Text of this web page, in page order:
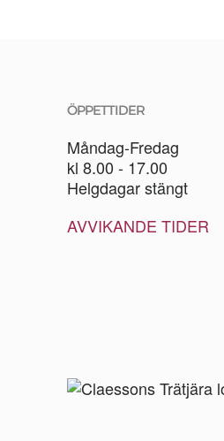
ÖPPETTIDER
Måndag-Fredag
kl 8.00 - 17.00
Helgdagar stängt
AVVIKANDE TIDER